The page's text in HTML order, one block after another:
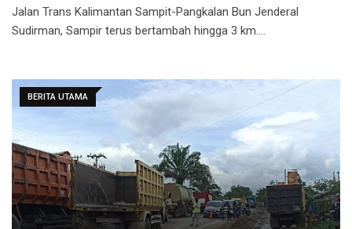
Jalan Trans Kalimantan Sampit-Pangkalan Bun Jenderal
Sudirman, Sampir terus bertambah hingga 3 km.…
BERITA UTAMA